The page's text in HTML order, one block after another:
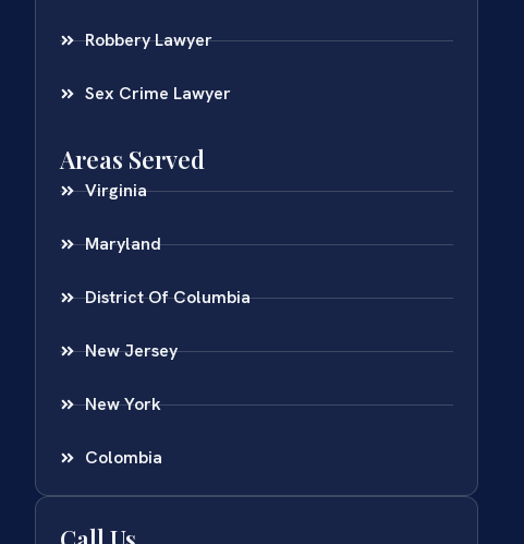
Robbery Lawyer
Sex Crime Lawyer
Areas Served
Virginia
Maryland
District Of Columbia
New Jersey
New York
Colombia